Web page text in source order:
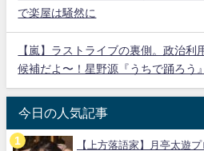
で楽屋は騒然に
【嵐】ラストライブの裏側。政治利
候補だよ〜！星野源『うちで踊ろう
今日の人気記事
【上方落語家】月亭太遊